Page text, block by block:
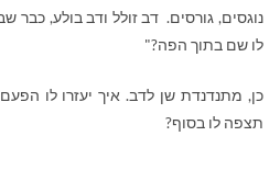
נוגסים, גורסים. דב זולל ודב בולע, כבר
לו שם בתוך הפה?"
כן, מתנדנדת שן לדב. איך יעזרו לו
תצפה לו בסוף?